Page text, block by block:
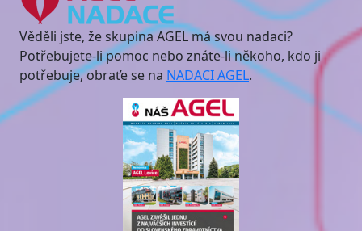
Věděli jste, že skupina AGEL má svou nadaci?
Potřebujete-li pomoc nebo znáte-li někoho, kdo ji
potřebuje, obraťe se na NADACI AGEL.